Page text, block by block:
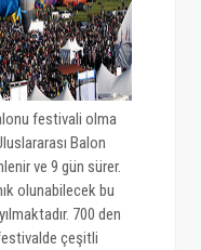
festivali olma
Balon
ve 9 gün sürer.
olunabilecek bu
700 den
çeşitli